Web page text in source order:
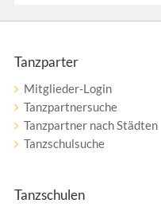
Tanzparter
Mitglieder-Login
Tanzpartnersuche
Tanzpartner nach Städten
Tanzschulsuche
Tanzschulen